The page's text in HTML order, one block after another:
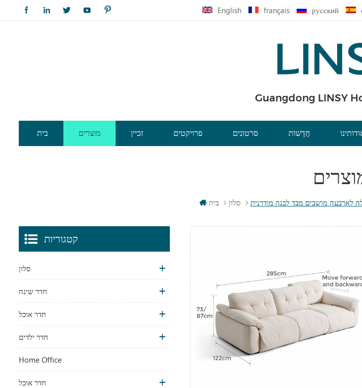
English français русский
Guangdong LINSY
בית מוצרים זכיין פרויקטים סרטונים חֲדָשׁוֹת
בית סלון
קטגוריות
סלון
חדר שינה
חדר אוכל
חדר ילדים
Home Office
חדר אוכל